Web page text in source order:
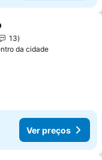
aos favoritos
13
da cidade
Ver preços